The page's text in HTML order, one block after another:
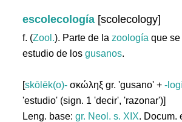
escolecología [scolecology]
f. (Zool.). Parte de lazoología que se
estudio de losgusanos.
[skōlēk(o)- σκώληξ gr. 'gusano' +-
'estudio' (sign. 1 'decir', 'razonar')]
Leng. base:gr. Neol. s. XIX. Docum.